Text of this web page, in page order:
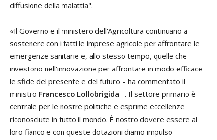
diffusione della malattia".
«Il Governo e il ministero dell'Agricoltura continuano a
sostenere con i fatti le imprese agricole per affrontare le
emergenze sanitarie e, allo stesso tempo, quelle che
investono nell'innovazione per affrontare in modo efficace
le sfide del presente e del futuro – ha commentato il
ministro Francesco Lollobrigida –. Il settore primario è
centrale per le nostre politiche e esprime eccellenze
riconosciute in tutto il mondo. È nostro dovere essere al
loro fianco e con queste dotazioni diamo impulso